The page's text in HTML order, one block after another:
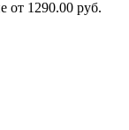
от 1290.00 руб.